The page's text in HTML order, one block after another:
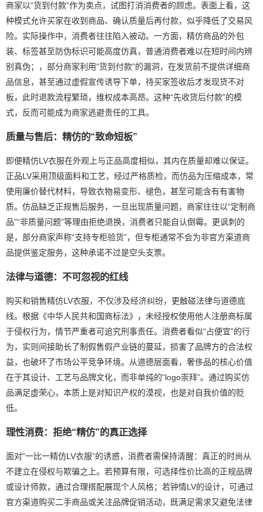
商家以“货到付款”作为卖点，试图打消消费者的顾虑。表面上看，这
种模式允许买家在收到商品、确认质量后再付款，似乎降低了交易风
险。实际操作中，消费者往往陷入被动。一方面，精仿商品的外包
装、标签甚至防伪标识可能高度仿真，普通消费者难以在短时间内辨
别真伪；，部分商家利用“货到付款”的漏洞，在发货前不提供详细商
品信息，甚至通过虚假宣传诱导下单，待买家签收后才发现货不对
板，此时退款流程繁琐，维权成本高昂。这种“先收货后付款”的模
式，反而可能成为商家逃避责任的工具。
质量与售后：精仿的“致命短板”
即便精仿LV衣服在外观上与正品高度相似，其内在质量却难以保证。
正品LV采用顶级面料和工艺，经过严格质检，而仿品为压缩成本，常
使用廉价替代材料，导致衣物易变形、褪色，甚至可能含有有害物
质。仿品缺乏正规售后服务，一旦出现质量问题，商家往往以“定制商
品”“非质量问题”等理由拒绝退换，消费者只能自认倒霉。更讽刺的
是，部分商家声称“支持专柜验货”，但专柜通常不会为非官方渠道商
品提供鉴定服务，这种承诺不过是空头支票。
法律与道德：不可忽视的红线
购买和销售精仿LV衣服，不仅涉及经济纠纷，更触碰法律与道德底
线。根据《中华人民共和国商标法》，未经授权使用他人注册商标属
于侵权行为，情节严重者可追究刑事责任。消费者看似“占便宜”的行
为，实则间接助长了制假售假产业链的蔓延，损害了品牌方的合法权
益，也破坏了市场公平竞争环境。从道德层面看，奢侈品的核心价值
在于其设计、工艺与品牌文化，而非单纯的“logo崇拜”。通过购买仿
品满足虚荣心，本质上是对知识产权的漠视，也是对自我价值的贬
低。
理性消费：拒绝“精仿”的真正选择
面对“一比一精仿LV衣服”的诱惑，消费者需保持清醒：真正的时尚从
不建立在侵权与欺骗之上。若预算有限，可选择性价比高的正规品牌
或设计师款，通过合理搭配展现个人风格；若钟情LV的设计，可通过
官方渠道购买二手商品或关注品牌促销活动，既满足需求又避免法律